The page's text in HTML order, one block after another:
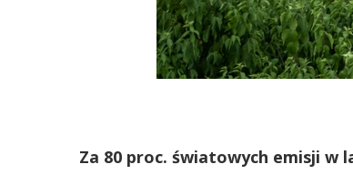
Za 80 proc. światowych emisji w